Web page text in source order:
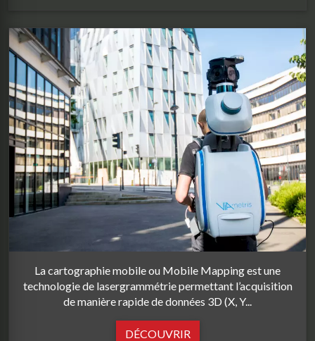
La cartographie mobile ou Mobile Mapping est une
technologie de lasergrammétrie permettant l’acquisition
de manière rapide de données 3D (X, Y...
DÉCOUVRIR